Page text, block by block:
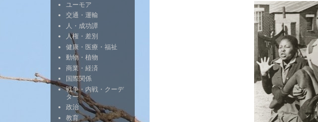
ユーモア
交通・運輸
人・成功譚
人権・差別
健康・医療・福祉
動物・植物
商業・経済
国際関係
戦争・内戦・クーデ
ター
政治
教育